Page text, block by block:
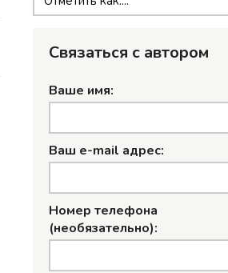
Связаться с автором
Ваше имя:
Ваш e-mail адрес:
Номер телефона
(необязательно):